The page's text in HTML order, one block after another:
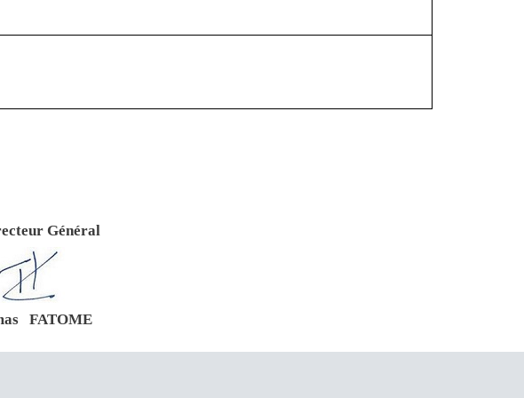
Général
FATOME